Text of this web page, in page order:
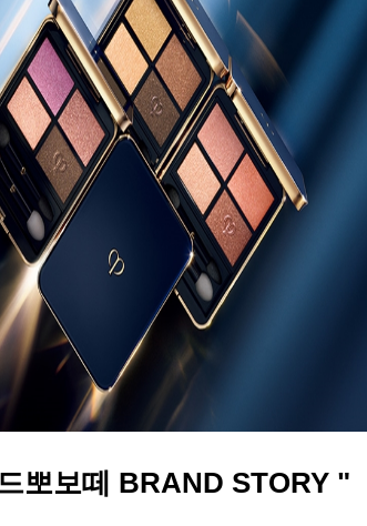
뽀보떼 BRAND STORY "